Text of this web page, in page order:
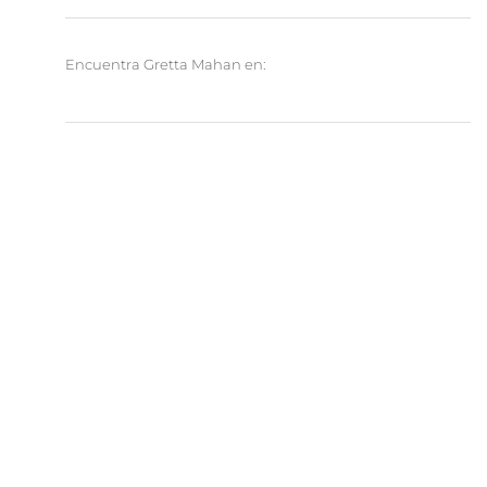
Encuentra Gretta Mahan en: